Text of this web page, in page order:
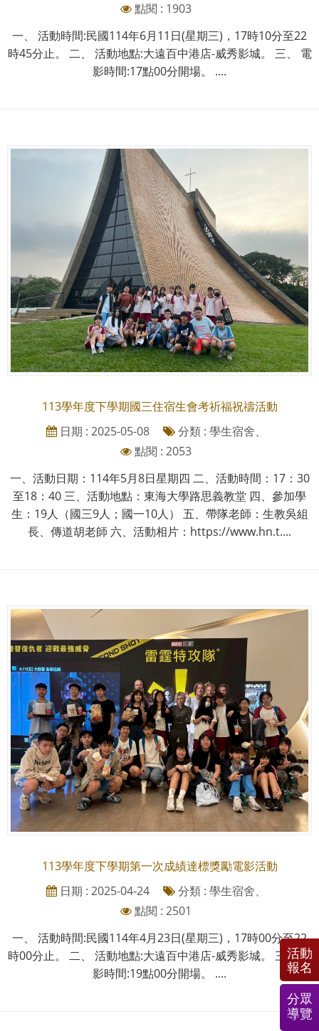
點閱 : 1903
一、 活動時間:民國114年6月11日(星期三)，17時10分至22
時45分止。 二、 活動地點:大遠百中港店-威秀影城。 三、 電
影時間:17點00分開場。 ....
113學年度下學期國三住宿生會考祈福祝禱活動
日期 : 2025-05-08
分類 : 學生宿舍、
點閱 : 2053
一、活動日期：114年5月8日星期四 二、活動時間：17：30
至18：40 三、活動地點：東海大學路思義教堂 四、參加學
生：19人（國三9人；國一10人） 五、帶隊老師：生教吳組
長、傳道胡老師 六、活動相片：https://www.hn.t....
113學年度下學期第一次成績達標獎勵電影活動
日期 : 2025-04-24
分類 : 學生宿舍、
點閱 : 2501
一、 活動時間:民國114年4月23日(星期三)，17時00分至22
時00分止。 二、 活動地點:大遠百中港店-威秀影城。 三、 電
影時間:19點00分開場。 ....
活動
報名
分眾
導覽